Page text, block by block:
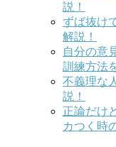
説！
ずば抜け
解説！
自分の意
訓練方法
不義理な
説！
正論だけ
カつく時